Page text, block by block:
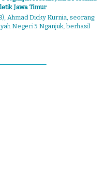
Jawa Timur
Ahmad Dicky Kurnia, seorang
Negeri 5 Nganjuk, berhasil